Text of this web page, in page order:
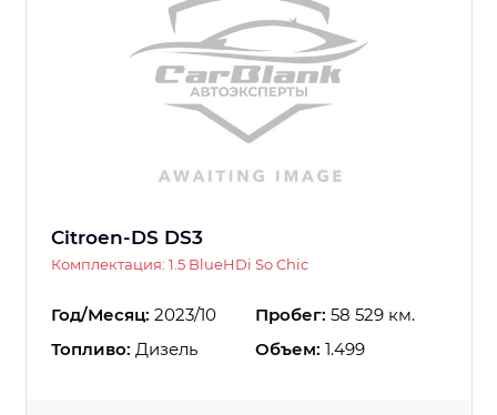
Citroen-DS DS3
Комплектация: 1.5 BlueHDi So Chic
Год/Месяц: 2023/10 Пробег: 58 529 км.
Топливо: Дизель Объем: 1.499